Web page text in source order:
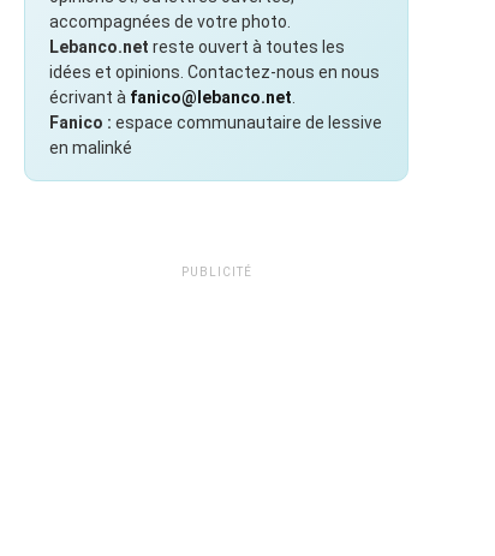
accompagnées de votre photo.
Lebanco.net reste ouvert à toutes les
idées et opinions. Contactez-nous en nous
écrivant à fanico@lebanco.net
Fanico : espace communautaire de lessive
en malinké
PUBLICITÉ